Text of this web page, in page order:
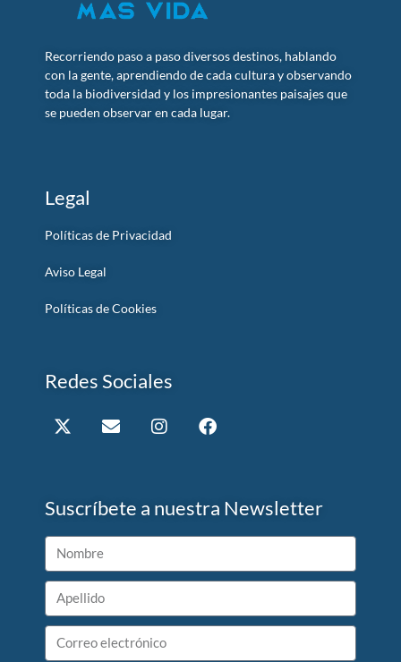
Recorriendo paso a paso diversos destinos, hablando
con la gente, aprendiendo de cada cultura y observando
toda la biodiversidad y los impresionantes paisajes que
se pueden observar en cada lugar.
Legal
Políticas de Privacidad
Aviso Legal
Políticas de Cookies
Redes Sociales
Suscríbete a nuestra Newsletter